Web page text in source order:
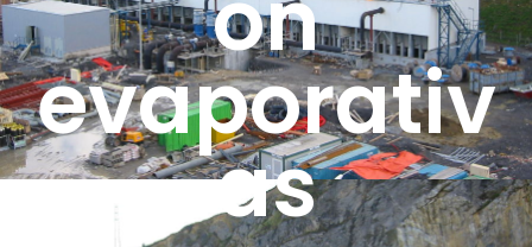
N
evaporativ
as